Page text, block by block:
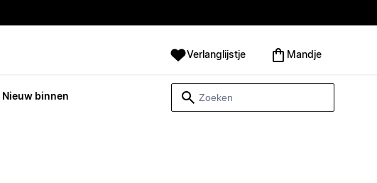
Nieuw binnen
Verlanglijstje Mandje